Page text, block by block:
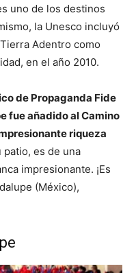
uno de los destinos
la Unesco incluyó
Adentro como
en el año 2010.
de Propaganda Fide
fue añadido al Camino
riqueza
patio, es de una
impresionante. ¡Es
(México),